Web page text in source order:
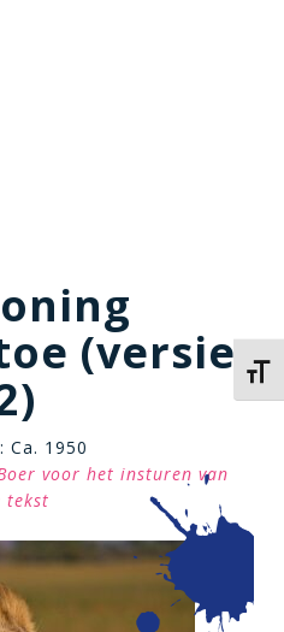
(versie
Ca. 1950
voor het insturen van
tekst